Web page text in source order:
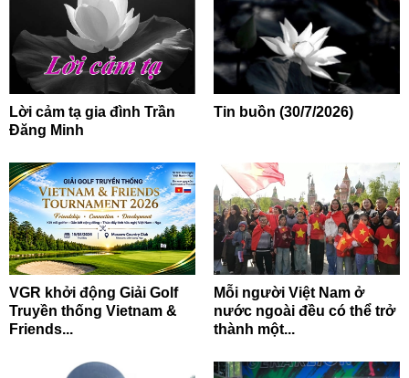
Lời cảm tạ gia đình Trần
Đăng Minh
Tin buồn (30/7/2026)
VGR khởi động Giải Golf
Truyền thống Vietnam &
Friends...
Mỗi người Việt Nam ở
nước ngoài đều có thể trở
thành một...